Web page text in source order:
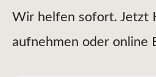
Wir helfen sofort. Jetzt
aufnehmen oder online